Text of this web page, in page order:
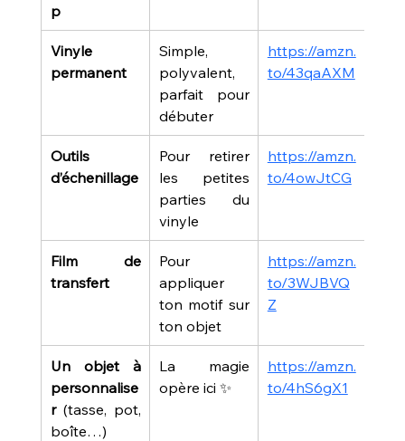
p
Vinyle
permanent
Simple,
polyvalent,
parfait pour
débuter
https://amzn.
to/43qaAXM
Outils
d’échenillage
Pour retirer
les petites
parties du
vinyle
https://amzn.
to/4owJtCG
Film de
transfert
Pour
appliquer
ton motif sur
ton objet
https://amzn.
to/3WJBVQ
Z
Un objet à
personnalise
r (tasse, pot,
boîte…)
La magie
opère ici ✨
https://amzn.
to/4hS6gX1